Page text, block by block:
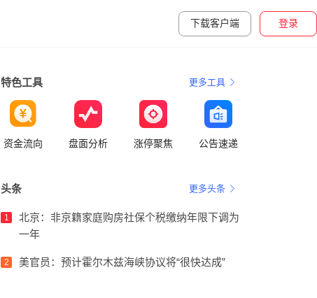
下载客户端 登录
特色工具 更多工具
资金流向 盘面分析 涨停聚焦 公告速递
头条 更多头条
1
北京：非京籍家庭购房社保个税缴纳年限下调为
一年
2 美官员：预计霍尔木兹海峡协议将“很快达成”